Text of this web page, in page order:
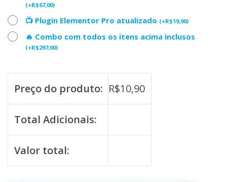
(+R$67,00)
📺 Plugin Elementor Pro atualizado (+R$19,90)
🔥 Combo com todos os itens acima inclusos
(+R$297,00)
Preço do produto: R$10,90
Total Adicionais:
Valor total: